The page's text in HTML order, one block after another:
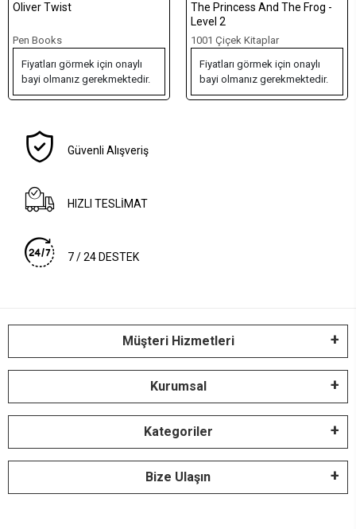
Oliver Twist
Pen Books
Fiyatları görmek için onaylı
bayi olmanız gerekmektedir.
The Princess And The Frog -
Level 2
1001 Çiçek Kitaplar
Fiyatları görmek için onaylı
bayi olmanız gerekmektedir.
Güvenli Alışveriş
HIZLI TESLİMAT
7 / 24 DESTEK
Müşteri Hizmetleri
Kurumsal
Kategoriler
Bize Ulaşın